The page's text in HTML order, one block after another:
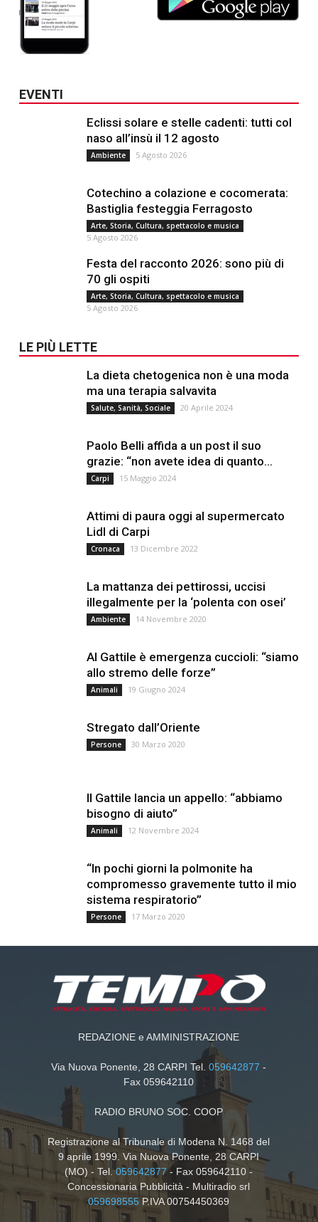
EVENTI
Eclissi solare e stelle cadenti: tutti col
naso all’insù il 12 agosto
Ambiente 5 Agosto 2026
Cotechino a colazione e cocomerata:
Bastiglia festeggia Ferragosto
Arte, Storia, Cultura, spettacolo e musica
5 Agosto 2026
Festa del racconto 2026: sono più di
70 gli ospiti
Arte, Storia, Cultura, spettacolo e musica
5 Agosto 2026
LE PIÙ LETTE
La dieta chetogenica non è una moda
ma una terapia salvavita
Salute, Sanità, Sociale 20 Aprile 2024
Paolo Belli affida a un post il suo
grazie: “non avete idea di quanto...
Carpi 15 Maggio 2024
Attimi di paura oggi al supermercato
Lidl di Carpi
Cronaca 13 Dicembre 2022
La mattanza dei pettirossi, uccisi
illegalmente per la ‘polenta con osei’
Ambiente 14 Novembre 2020
Al Gattile è emergenza cuccioli: “siamo
allo stremo delle forze”
Animali 19 Giugno 2024
Stregato dall’Oriente
Persone 30 Marzo 2020
Il Gattile lancia un appello: “abbiamo
bisogno di aiuto”
Animali 12 Novembre 2024
“In pochi giorni la polmonite ha
compromesso gravemente tutto il mio
sistema respiratorio”
Persone 17 Marzo 2020
REDAZIONE e AMMINISTRAZIONE
Via Nuova Ponente, 28 CARPI Tel.059642877 -
Fax 059642110
RADIO BRUNO SOC. COOP
Registrazione al Tribunale di Modena N. 1468 del
9 aprile 1999. Via Nuova Ponente, 28 CARPI
(MO) - Tel.059642877- Fax 059642110 -
Concessionaria Pubblicità - Multiradio srl
059698555 P.IVA 00754450369